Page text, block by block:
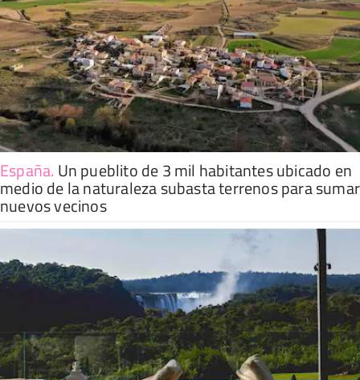
España. Un pueblito de 3 mil habitantes ubicado en
medio de la naturaleza subasta terrenos para sumar
nuevos vecinos